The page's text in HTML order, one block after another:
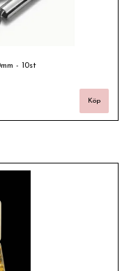
- 10st